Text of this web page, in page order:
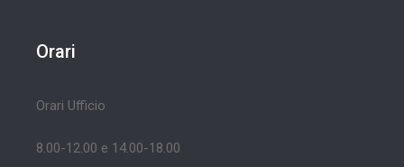
Orari
Orari Ufficio
8.00-12.00 e 14.00-18.00